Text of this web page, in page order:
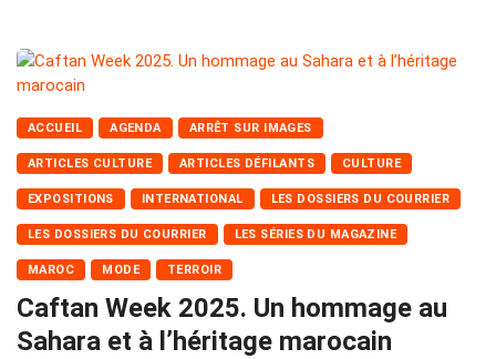
ACCUEIL AGENDA ARRÊT SUR IMAGES
ARTICLES CULTURE ARTICLES DÉFILANTS CULTURE
EXPOSITIONS INTERNATIONAL LES DOSSIERS DU COURRIER
LES DOSSIERS DU COURRIER LES SÉRIES DU MAGAZINE
MAROC MODE TERROIR
Caftan Week 2025. Un hommage au
Sahara et à l’héritage marocain